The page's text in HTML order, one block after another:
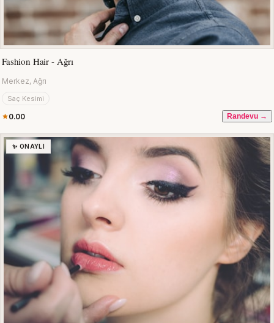
Fashion Hair - Ağrı
Merkez, Ağrı
Saç Kesimi
0.00 Randevu →
✨ ONAYLI